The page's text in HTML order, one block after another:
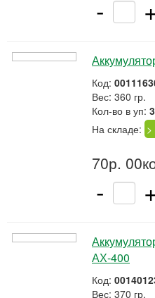
-
Код:
Вес: 360 гр.
Кол-во в уп:
На складе: >
70р.
-
АХ-400
Код:
Вес: 370 гр.